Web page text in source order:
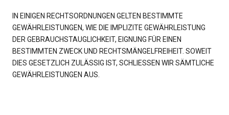
IN EINIGEN RECHTSORDNUNGEN GELTEN BESTIMMTE
GEWÄHRLEISTUNGEN, WIE DIE IMPLIZITE GEWÄHRLEISTUNG
DER GEBRAUCHSTAUGLICHKEIT, EIGNUNG FÜR EINEN
BESTIMMTEN ZWECK UND RECHTSMÄNGELFREIHEIT. SOWEIT
DIES GESETZLICH ZULÄSSIG IST, SCHLIESSEN WIR SÄMTLICHE
GEWÄHRLEISTUNGEN AUS.